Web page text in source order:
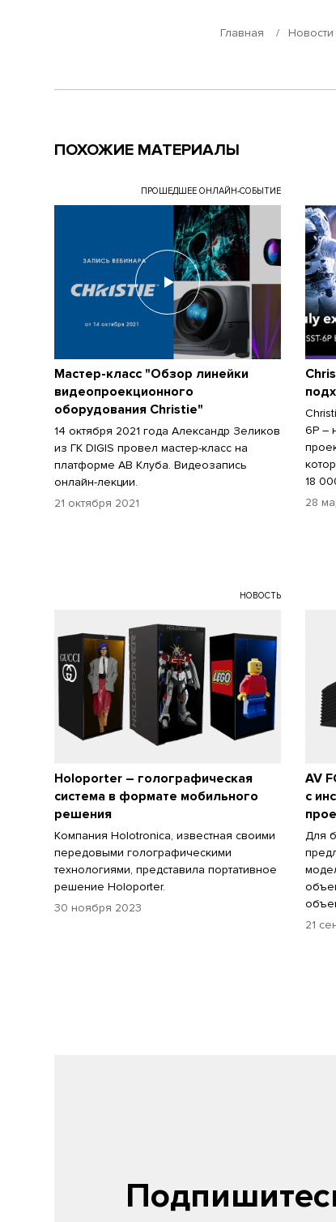
Главная Новости
ПОХОЖИЕ МАТЕРИАЛЫ
ПРОШЕДШЕЕ ОНЛАЙН-СОБЫТИЕ
Мастер-класс "Обзор линейки
видеопроекционного
оборудования Christie"
14 октября 2021 года Александр Зеликов
из ГК DIGIS провел мастер-класс на
платформе АВ Клуба. Видеозапись
онлайн-лекции.
21 октября 2021
6P –
18
28
НОВОСТЬ
Holoporter – голографическая
система в формате мобильного
решения
Компания Holotronica, известная своими
передовыми голографическими
технологиями, представила портативное
решение Holoporter.
30 ноября 2023
AV
с
Для
21